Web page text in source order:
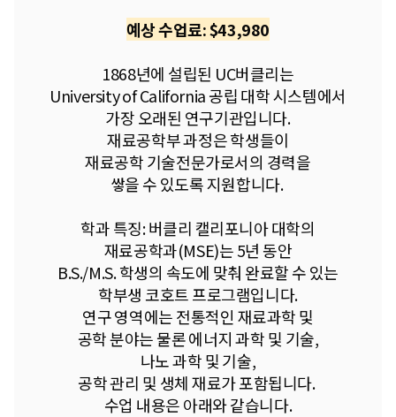
예상 수업료: $43,980
1868년에 설립된 UC버클리는
University of California 공립 대학 시스템에서
가장 오래된 연구기관입니다.
재료공학부 과정은 학생들이
재료공학 기술전문가로서의 경력을
쌓을 수 있도록 지원합니다.
학과 특징: 버클리 캘리포니아 대학의
재료공학과(MSE)는 5년 동안
B.S./M.S. 학생의 속도에 맞춰 완료할 수 있는
학부생 코호트 프로그램입니다.
연구 영역에는 전통적인 재료과학 및
공학 분야는 물론 에너지 과학 및 기술,
나노 과학 및 기술,
공학 관리 및 생체 재료가 포함됩니다.
수업 내용은 아래와 같습니다.